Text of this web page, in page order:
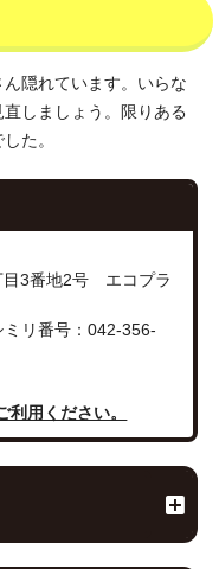
隠れています。いらな
しましょう。限りある
た。
3番地2号 エコプラ
リ番号：042-356-
利用ください。